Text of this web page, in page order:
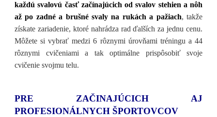
každú svalovú časť začínajúcich od svalov stehien a nôh
až po zadné a brušné svaly na rukách a pažiach, takže
získate zariadenie, ktoré nahrádza rad ďalších za jednu cenu.
Môžete si vybrať medzi 6 rôznymi úrovňami tréningu a 44
rôznymi cvičeniami a tak optimálne prispôsobiť svoje
cvičenie svojmu telu.
PRE ZAČINAJÚCICH AJ
PROFESIONÁLNYCH ŠPORTOVCOV